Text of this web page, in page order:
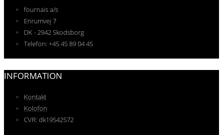
fournais a/s
Enrumvej 7
DK - 2942 Skodsborg
Telefon: +45 45 89 04 45
INFORMATION
Kontakt
Kolofon
CVR: dk19542572